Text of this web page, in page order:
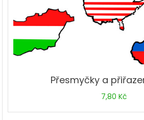
Přesmyčky a
7,80Kč